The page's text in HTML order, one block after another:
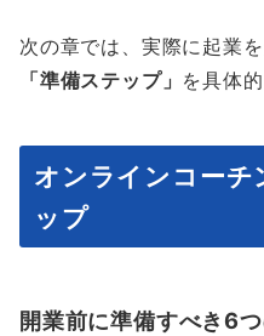
次の章では、実際に起業
「準備ステップ」 を具体
オンラインコーチ
ップ
開業前に準備すべき6